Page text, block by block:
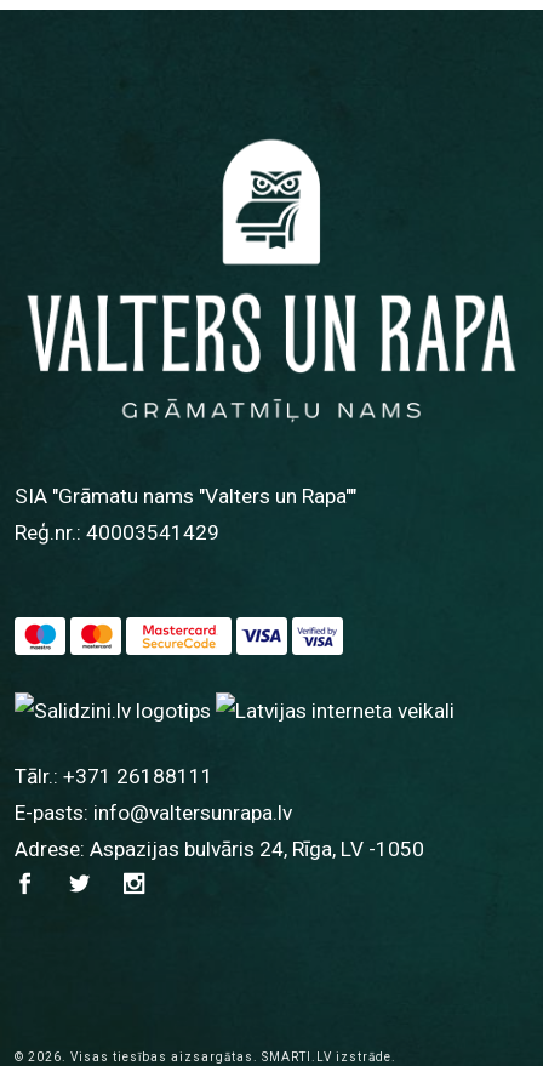
SIA "Grāmatu nams "Valters un Rapa""
Reģ.nr.: 40003541429
Tālr.: +371 26188111
E-pasts: info@valtersunrapa.lv
Adrese: Aspazijas bulvāris 24, Rīga, LV -1050
© 2026. Visas tiesības aizsargātas. SMARTI.LV izstrāde.